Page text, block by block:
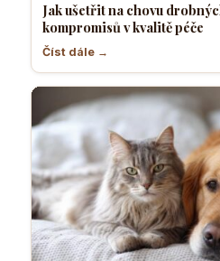
Jak ušetřit na chovu
kompromisů v kvalitě péče
Číst dále →